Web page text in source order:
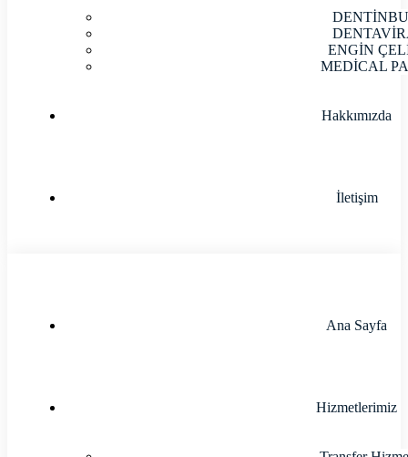
ENGİN
MEDİCAL
Hakkımızda
İletişim
Ana Sayfa
Hizmetlerimiz